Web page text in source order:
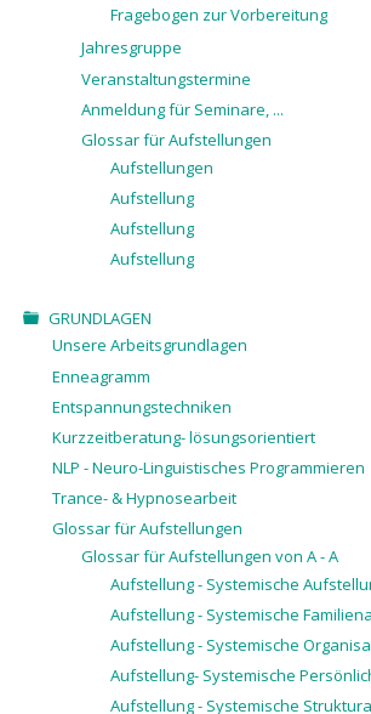
Fragebogen zur Vorbereitung
Jahresgruppe
Veranstaltungstermine
Anmeldung für Seminare, ...
Glossar für Aufstellungen
Aufstellungen
Aufstellung
Aufstellung
Aufstellung
GRUNDLAGEN
Unsere Arbeitsgrundlagen
Enneagramm
Entspannungstechniken
Kurzzeitberatung- lösungsorientiert
NLP - Neuro-Linguistisches Programmieren
Trance- & Hypnosearbeit
Glossar für Aufstellungen
Glossar für Aufstellungen von A - A
Aufstellung - Systemische
Aufstellung - Systemische
Aufstellung - Systemische
Aufstellung- Systemische
Aufstellung - Systemische